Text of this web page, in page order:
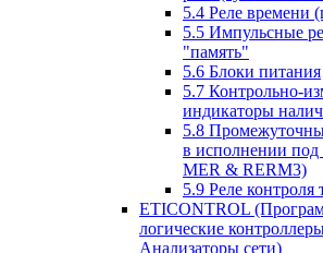
5.4 Реле времени
5.5 Импульсные
"память"
5.6 Блоки питания
5.7 Контрольно-
индикаторы
5.8
в исполнении
MER & RERM3)
5.9 Реле контроля
ETICONTROL
логические
Анализаторы сети)